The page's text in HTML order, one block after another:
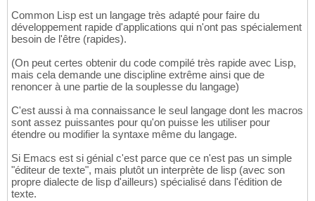
Common Lisp est un langage très adapté pour faire du
développement rapide d'applications qui n'ont pas spécialement
besoin de l'être (rapides).
(On peut certes obtenir du code compilé très rapide avec Lisp,
mais cela demande une discipline extrême ainsi que de
renoncer à une partie de la souplesse du langage)
C'est aussi à ma connaissance le seul langage dont les macros
sont assez puissantes pour qu'on puisse les utiliser pour
étendre ou modifier la syntaxe même du langage.
Si Emacs est si génial c'est parce que ce n'est pas un simple
"éditeur de texte", mais plutôt un interprète de lisp (avec son
propre dialecte de lisp d'ailleurs) spécialisé dans l'édition de
texte.